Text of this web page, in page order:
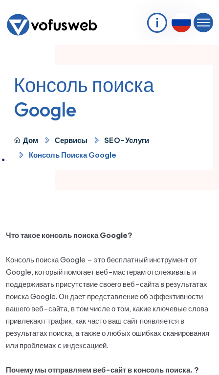
Консоль поиска
Google
Дом Сервисы
SEO-Услуги
Консоль Поиска Google
Что такое консоль поиска Google?
Консоль поиска Google – это бесплатный инструмент от
Google, который помогает веб-мастерам отслеживать и
поддерживать присутствие своего веб-сайта в результатах
поиска Google. Он дает представление об эффективности
вашего веб-сайта, в том числе о том, какие ключевые слова
привлекают трафик, как часто ваш сайт появляется в
результатах поиска, а также о любых ошибках сканирования
или проблемах с индексацией.
Почему мы отправляем веб-сайт в консоль поиска. ?